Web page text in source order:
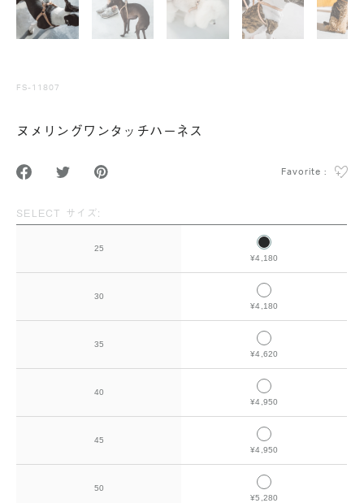
FS-11807
ヌメリングワンタッチハーネス
Favorite :
SELECT サイズ:
25
¥4,180
30
¥4,180
35
¥4,620
40
¥4,950
45
¥4,950
50
¥5,280